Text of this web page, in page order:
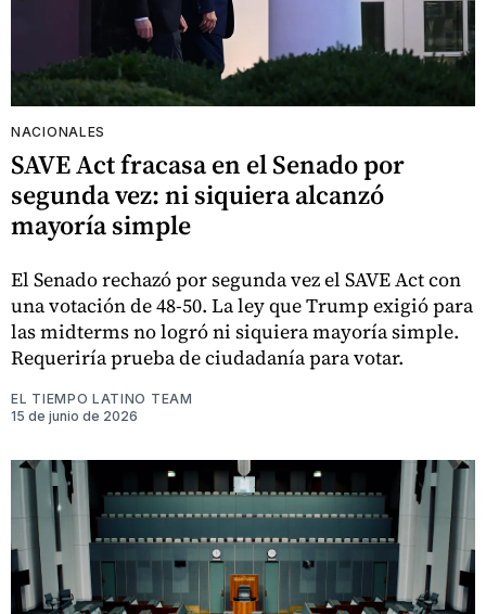
NACIONALES
SAVE Act fracasa en el Senado por
segunda vez: ni siquiera alcanzó
mayoría simple
El Senado rechazó por segunda vez el SAVE Act con
una votación de 48-50. La ley que Trump exigió para
las midterms no logró ni siquiera mayoría simple.
Requeriría prueba de ciudadanía para votar.
EL TIEMPO LATINO TEAM
15 de junio de 2026